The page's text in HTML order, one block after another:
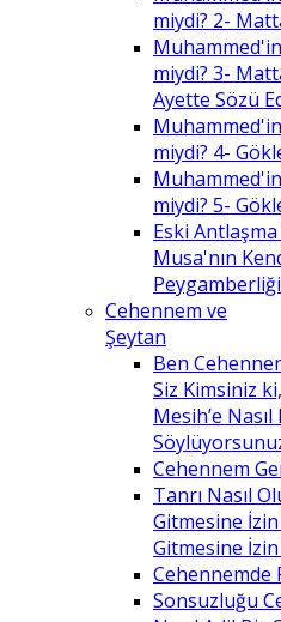
miydi? 2-
miydi? 3-
Ayette Sözü
miydi? 4-
miydi? 5-
Eski
Musa'nın
Cehennem ve
Şeytan
Ben
Siz Kimsiniz
Mesih’e
Cehennem
Tanrı Nasıl
Gitmesine
Gitmesine
Cehennemde
Sonsuzluğu